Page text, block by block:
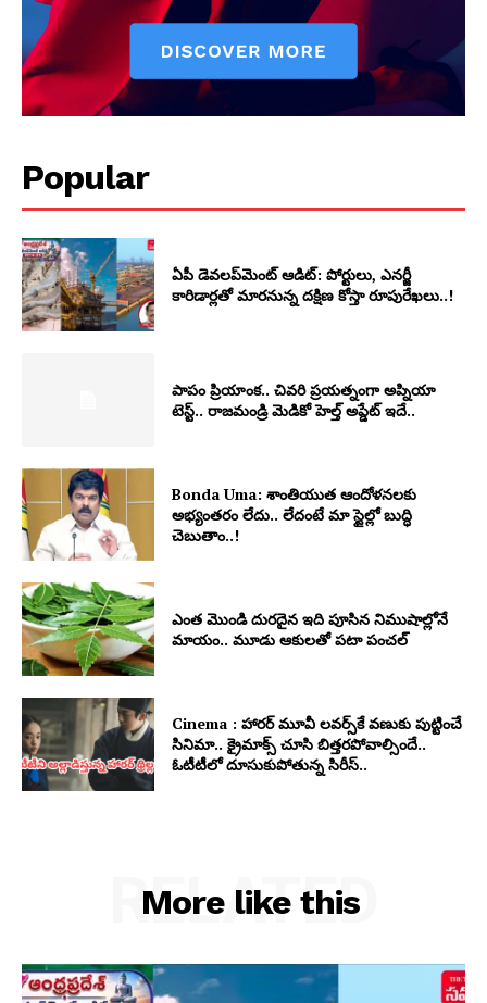
Popular
ఏపీ డెవలప్‌మెంట్ ఆడిట్: పోర్టులు, ఎనర్జీ
కారిడార్లతో మారనున్న దక్షిణ కోస్తా రూపురేఖలు..!
పాపం ప్రియాంక.. చివరి ప్రయత్నంగా అప్నియా
టెస్ట్.. రాజమండ్రి మెడికో హెల్త్ అప్డేట్ ఇదే..
Bonda Uma: శాంతియుత ఆందోళనలకు
అభ్యంతరం లేదు.. లేదంటే మా స్టైల్లో బుద్ధి
చెబుతాం..!
ఎంత మొండి దురదైన ఇది పూసిన నిముషాల్లోనే
మాయం.. మూడు ఆకులతో పటా పంచల్
Cinema : హారర్ మూవీ లవర్స్‏కే వణుకు పుట్టించే
సినిమా.. క్రైమాక్స్ చూసి బిత్తరపోవాల్సిందే..
ఓటీటీలో దూసుకుపోతున్న సిరీస్..
More like this
RELATED